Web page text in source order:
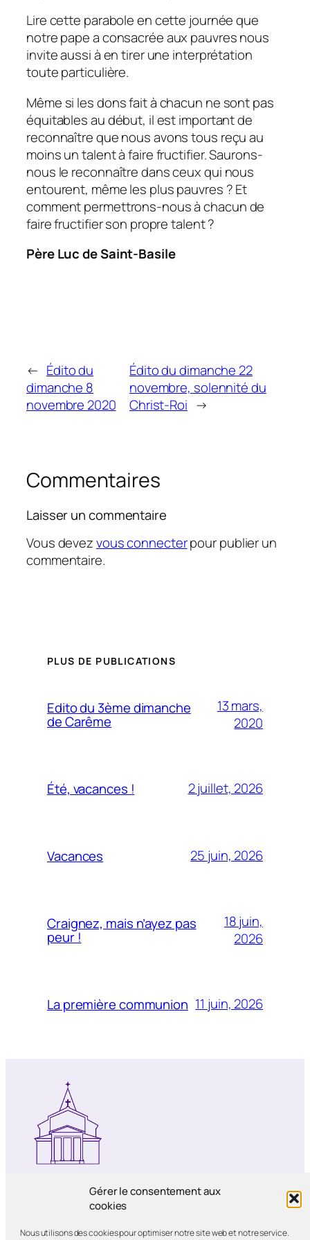
Gérer le consentement aux
cookies
Nous utilisons des cookies pour optimiser notre site web et notre service.
Lire cette parabole en cette journée que
notre pape a consacrée aux pauvres nous
invite aussi à en tirer une interprétation
toute particulière.
Même si les dons fait à chacun ne sont pas
équitables au début, il est important de
reconnaître que nous avons tous reçu au
moins un talent à faire fructifier. Saurons-
nous le reconnaître dans ceux qui nous
entourent, même les plus pauvres ? Et
comment permettrons-nous à chacun de
faire fructifier son propre talent ?
Père Luc de Saint-Basile
← Édito du
dimanche 8
novembre 2020
Édito du dimanche 22
novembre, solennité du
Christ-Roi →
Commentaires
Laisser un commentaire
Vous devezvous connecterpour publier un
commentaire.
PLUS DE PUBLICATIONS
Edito du 3ème dimanche
de Carême
13 mars,
2020
Été, vacances ! 2 juillet, 2026
Vacances 25 juin, 2026
Craignez, mais n’ayez pas
peur !
18 juin,
2026
La première communion 11 juin, 2026
Notre-Dame de Bercy
Paroisse catholique Notre-Dame de la